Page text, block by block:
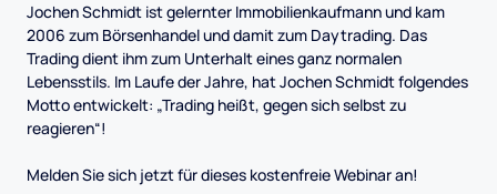
Jochen Schmidt ist gelernter Immobilienkaufmann und kam
2006 zum Börsenhandel und damit zum Daytrading. Das
Trading dient ihm zum Unterhalt eines ganz normalen
Lebensstils. Im Laufe der Jahre, hat Jochen Schmidt folgendes
Motto entwickelt: „Trading heißt, gegen sich selbst zu
reagieren“!
Melden Sie sich jetzt für dieses kostenfreie Webinar an!